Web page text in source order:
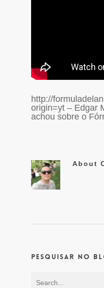
http://
origin=yt – Edgar
achou sobre o
About
Pesquisar no